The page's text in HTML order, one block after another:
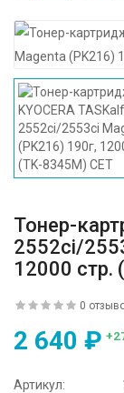
Тонер-
2552ci/
12000 стр.
0
2 640 ₽
Артикул: